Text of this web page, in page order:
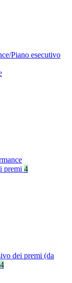
Piano esecutivo
premi 4
dei premi (da
4